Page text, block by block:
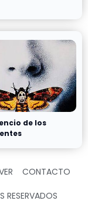
de los
CONTACTO
RESERVADOS